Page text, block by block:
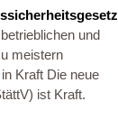
und
meistern
Kraft Die neue
ist Kraft.